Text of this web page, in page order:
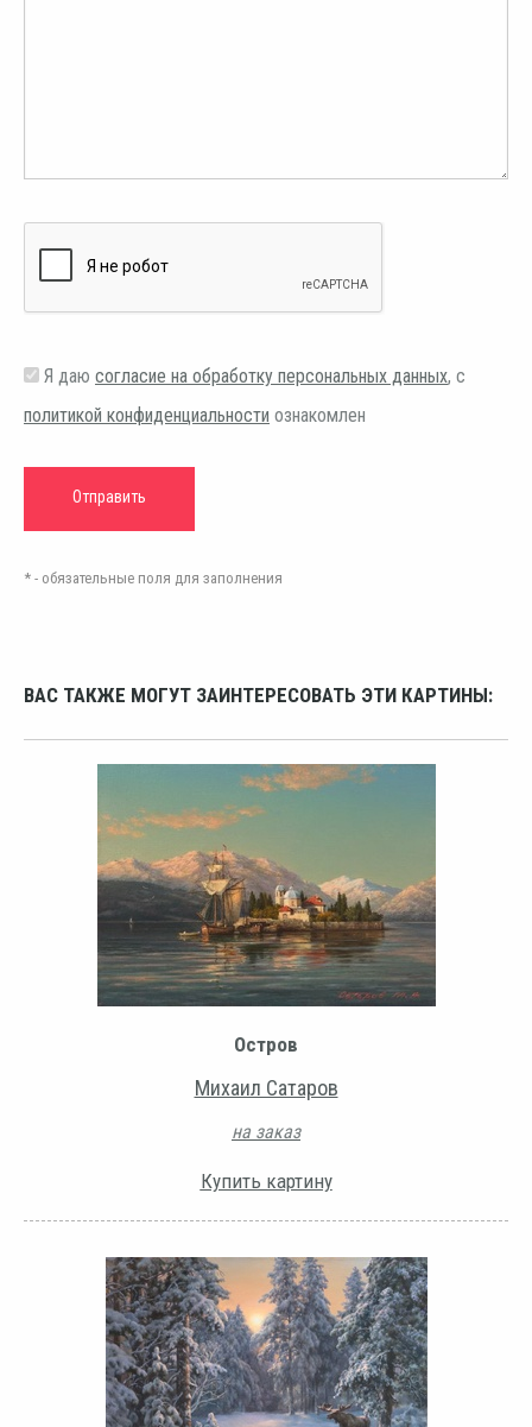
Я даю согласие на обработку персональных данных, с
политикой конфиденциальности ознакомлен
* - обязательные поля для заполнения
ВАС ТАКЖЕ МОГУТ ЗАИНТЕРЕСОВАТЬ ЭТИ КАРТИНЫ:
Остров
Михаил Сатаров
на заказ
Купить картину